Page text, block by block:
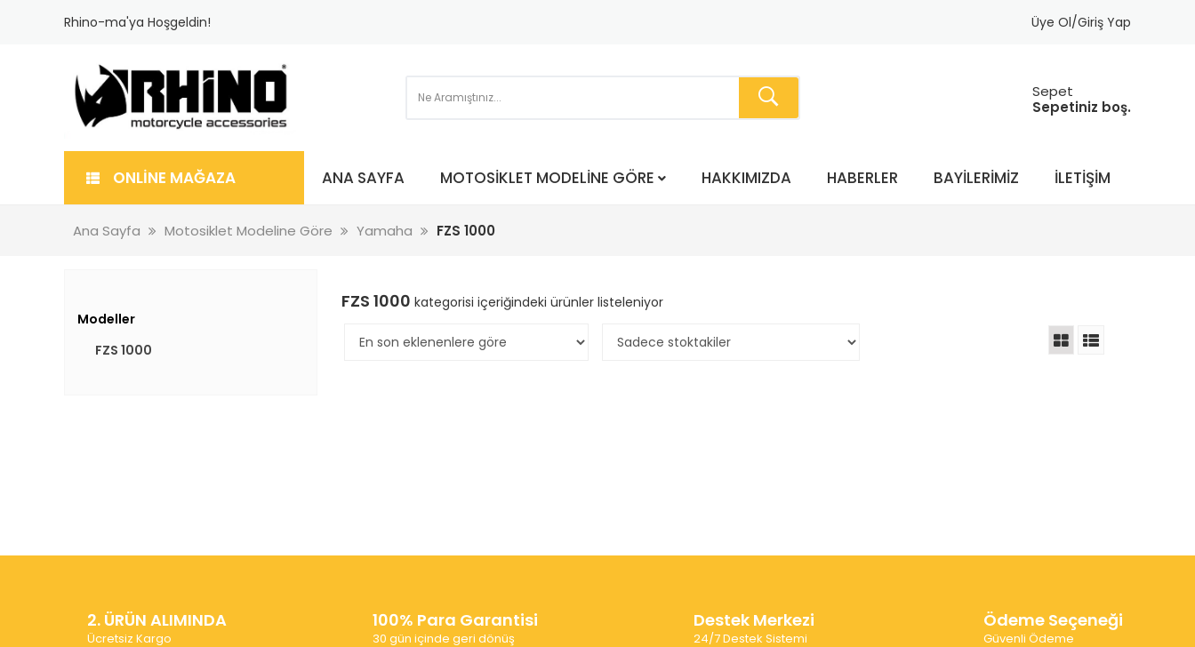
Rhino-ma'ya Hoşgeldin! Üye Ol/Giriş Yap
Sepet
Sepetiniz boş.
ONLİNE MAĞAZA ANA SAYFA MOTOSIKLET MODELINE GÖRE HAKKIMIZDA HABERLER BAYILERIMIZ İLETIŞIM
Ana Sayfa Motosiklet Modeline Göre Yamaha FZS 1000
Modeller
FZS 1000
FZS 1000 kategorisi içeriğindeki ürünler listeleniyor
2. ÜRÜN ALIMINDA
Ücretsiz Kargo
100% Para Garantisi
30 gün içinde geri dönüş
Destek Merkezi
24/7 Destek Sistemi
Ödeme Seçeneği
Güvenli Ödeme